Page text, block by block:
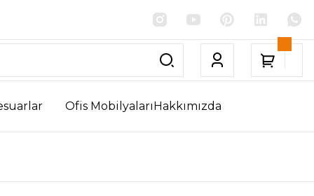
Ofis MobilyalarıHakkımızda